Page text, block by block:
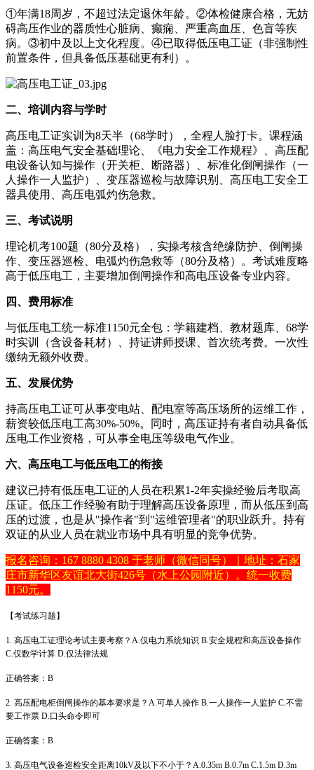
①年满18周岁，不超过法定退休年龄。②体检健康合格，无妨
碍高压作业的器质性心脏病、癫痫、严重高血压、色盲等疾
病。③初中及以上文化程度。④已取得低压电工证（非强制性
前置条件，但具备低压基础更有利）。
二、培训内容与学时
高压电工证实训为8天半（68学时），全程人脸打卡。课程涵
盖：高压电气安全基础理论、《电力安全工作规程》、高压配
电设备认知与操作（开关柜、断路器）、标准化倒闸操作（一
人操作一人监护）、变压器巡检与故障识别、高压电工安全工
器具使用、高压电弧灼伤急救。
三、考试说明
理论机考100题（80分及格），实操考核含绝缘防护、倒闸操
作、变压器巡检、电弧灼伤急救等（80分及格）。考试难度略
高于低压电工，主要增加倒闸操作和高电压设备专业内容。
四、费用标准
与低压电工统一标准1150元全包：学籍建档、教材题库、68学
时实训（含设备耗材）、持证讲师授课、首次统考费。一次性
缴纳无额外收费。
五、发展优势
持高压电工证可从事变电站、配电室等高压场所的运维工作，
薪资较低压电工高30%-50%。同时，高压证持有者自动具备低
压电工作业资格，可从事全电压等级电气作业。
六、高压电工与低压电工的衔接
建议已持有低压电工证的人员在积累1-2年实操经验后考取高
压证。低压工作经验有助于理解高压设备原理，而从低压到高
压的过渡，也是从"操作者"到"运维管理者"的职业跃升。持有
双证的从业人员在就业市场中具有明显的竞争优势。
报名咨询：167 8880 4308 于老师（微信同号）｜地址：石家
庄市新华区友谊北大街426号（水上公园附近）。统一收费
1150元。
【考试练习题】
1. 高压电工证理论考试主要考察？A.仅电力系统知识 B.安全规程和高压设备操作
C.仅数学计算 D.仅法律法规
正确答案：B
2. 高压配电柜倒闸操作的基本要求是？A.可单人操作 B.一人操作一人监护 C.不需
要工作票 D.口头命令即可
正确答案：B
3. 高压电气设备巡检安全距离10kV及以下不小于？A.0.35m B.0.7m C.1.5m D.3m